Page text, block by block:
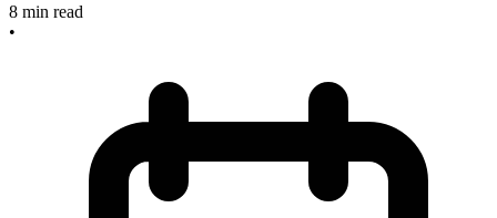
8 min read
•